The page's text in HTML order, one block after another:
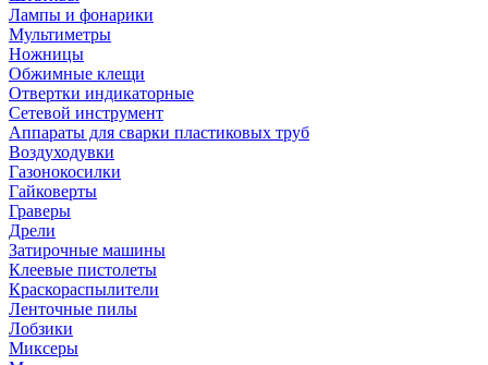
Лампы и фонарики
Мультиметры
Ножницы
Обжимные клещи
Отвертки индикаторные
Сетевой инструмент
Аппараты для сварки пластиковых труб
Воздуходувки
Газонокосилки
Гайковерты
Граверы
Дрели
Затирочные машины
Клеевые пистолеты
Краскораспылители
Ленточные пилы
Лобзики
Миксеры